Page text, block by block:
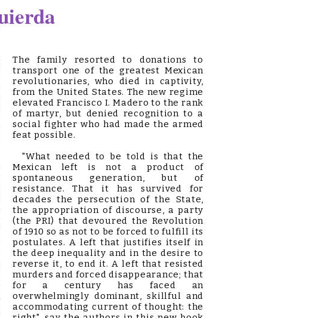
The family resorted to donations to
transport one of the greatest Mexican
revolutionaries, who died in captivity,
from the United States. The new regime
elevated Francisco I. Madero to the rank
of martyr, but denied recognition to a
social fighter who had made the armed
feat possible.
"What needed to be told is that the
Mexican left is not a product of
spontaneous generation, but of
resistance. That it has survived for
decades the persecution of the State,
the appropriation of discourse, a party
(the PRI) that devoured the Revolution
of 1910 so as not to be forced to fulfill its
postulates. A left that justifies itself in
the deep inequality and in the desire to
reverse it, to end it. A left that resisted
murders and forced disappearance; that
for a century has faced an
overwhelmingly dominant, skillful and
accommodating current of thought: the